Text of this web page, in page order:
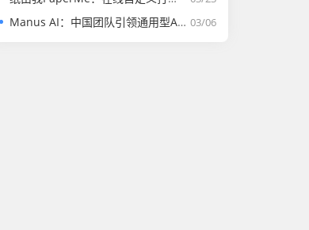
03/06
Manus AI：中国团队引领通用型AI Agent革命的里程碑